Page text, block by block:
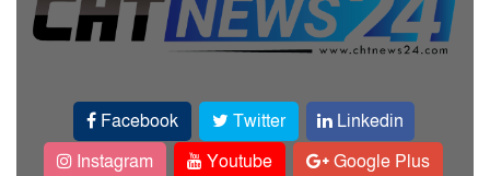
Facebook Twitter
Linkedin
Instagram
Youtube Google Plus